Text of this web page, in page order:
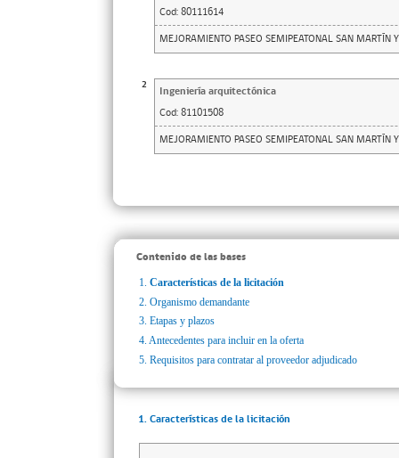
Cod: 80111614
MEJORAMIENTO PASEO SEMIPEATONAL SAN MARTÍN
2
Ingeniería arquitectónica
Cod: 81101508
MEJORAMIENTO PASEO SEMIPEATONAL SAN MARTÍN
Contenido de las bases
1. Características de la licitación
2. Organismo demandante
3. Etapas y plazos
4. Antecedentes para incluir en la oferta
5. Requisitos para contratar al proveedor adjudicado
1. Características de la licitación